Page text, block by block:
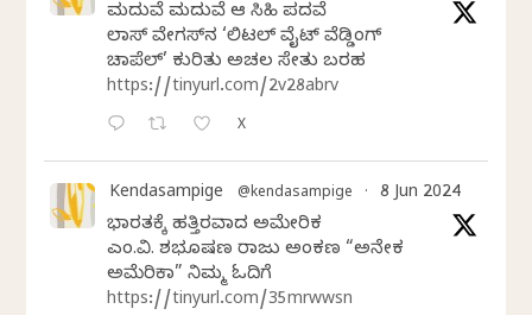
ಮದುವೆ ಮದುವೆ ಆ ಸಿಹಿ ಪದವೆ
ಲಾಸ್‌ ವೇಗಸ್‌ನ ‘ಲಿಟಲ್ ವೈಟ್ ವೆಡ್ಡಿಂಗ್
ಚಾಪೆಲ್’ ಕುರಿತು ಅಚಲ ಸೇತು ಬರಹ
https://tinyurl.com/2v28abrv
X
Kendasampige @kendasampige · 8 Jun 2024
ಭಾರತಕ್ಕೆ ಹತ್ತಿರವಾದ ಅಮೇರಿಕ
ಎಂ.ವಿ. ಶಶಿಭೂಷಣ ರಾಜು ಅಂಕಣ “ಅನೇಕ
ಅಮೆರಿಕಾ” ನಿಮ್ಮ ಓದಿಗೆ
https://tinyurl.com/35mrwwsn